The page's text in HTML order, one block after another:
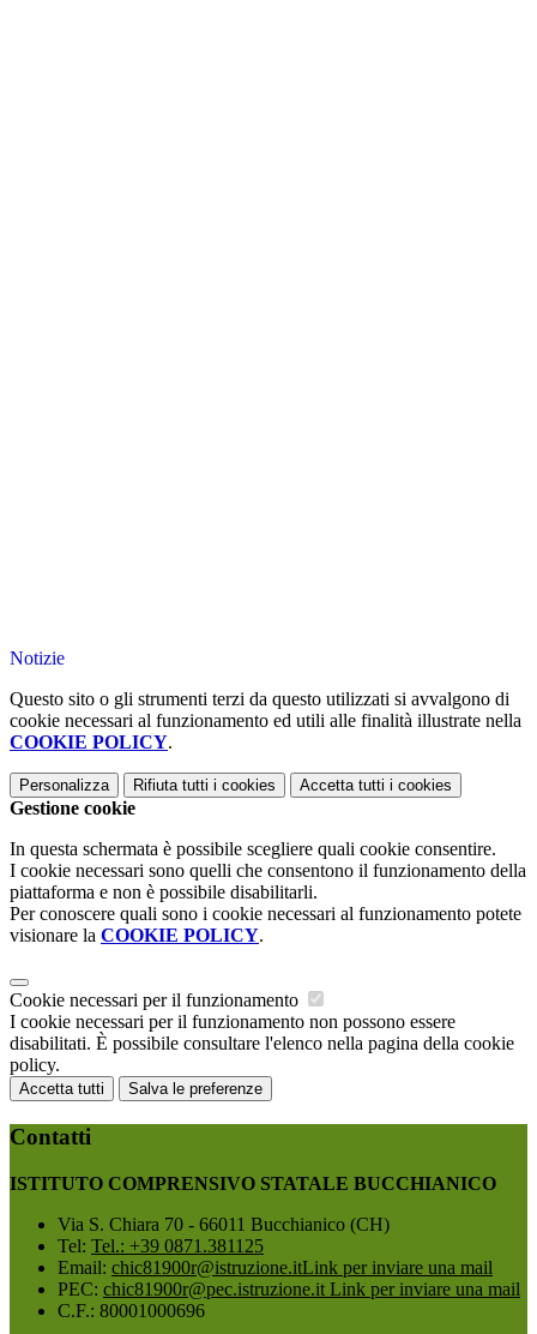
Notizie
Questo sito o gli strumenti terzi da questo utilizzati si avvalgono di
cookie necessari al funzionamento ed utili alle finalità illustrate nella
COOKIE POLICY.
Personalizza Rifiuta tutti i cookies Accetta tutti i cookies
Gestione cookie
In questa schermata è possibile scegliere quali cookie consentire.
I cookie necessari sono quelli che consentono il funzionamento della
piattaforma e non è possibile disabilitarli.
Per conoscere quali sono i cookie necessari al funzionamento potete
visionare la COOKIE POLICY.
Cookie necessari per il funzionamento
I cookie necessari per il funzionamento non possono essere
disabilitati. È possibile consultare l'elenco nella pagina della cookie
policy.
Accetta tutti Salva le preferenze
Contatti
ISTITUTO COMPRENSIVO STATALE BUCCHIANICO
Via S. Chiara 70 - 66011 Bucchianico (CH)
Tel: Tel.: +39 0871.381125
Email: chic81900r@istruzione.itLink per inviare una mail
PEC: chic81900r@pec.istruzione.it Link per inviare una mail
C.F.: 80001000696